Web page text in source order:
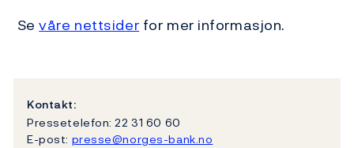
Sevåre nettsider for mer informasjon.
Kontakt:
Pressetelefon: 22 31 60 60
E-post: presse@norges-bank.no